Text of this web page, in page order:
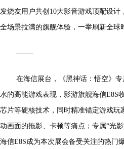
发烧友用户共创10大影音游戏顶配设
全场景拉满的旗舰体验，一举刷新全球
在海信展台，《黑神话：悟空》
水的高能游戏表现，影游旗舰海信E8S
芯片等硬核技术，同时精准锚定游戏玩
动画面的拖影、卡顿等痛点；专属“光
海信E8S成为本次展会备受关注的热门爆